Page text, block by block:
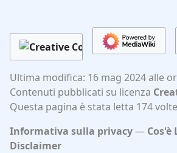
Ultima modifica: 16 mag 2024 alle
Contenuti pubblicati su licenza
Questa pagina è stata letta 174
Informativa sulla privacy
Cos'è
Disclaimer